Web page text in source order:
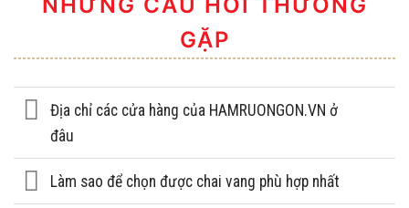
GẶP
Địa chỉ các cửa hàng của HAMRUONGON.VN ở
đâu
Làm sao để chọn được chai vang phù hợp nhất